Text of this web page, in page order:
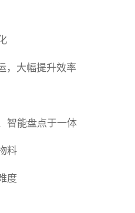
，大幅提升效率
智能盘点于一体
料
度